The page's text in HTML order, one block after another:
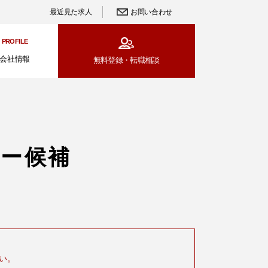
最近見た求人 お問い合わせ
PROFILE
会社情報 無料登録・転職相談
候補
。